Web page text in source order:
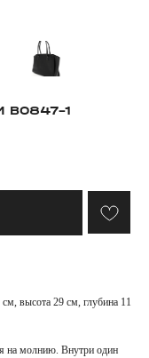
1
высота 29 см, глубина 11
молнию. Внутри один